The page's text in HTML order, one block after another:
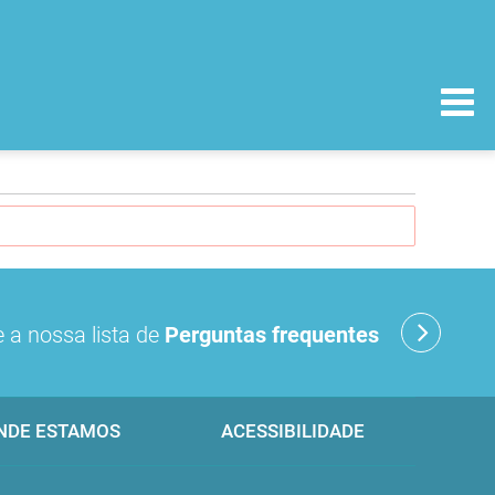
a nossa lista de Perguntas frequentes
ESTAMOS ACESSIBILIDADE